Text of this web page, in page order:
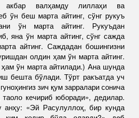
акбар валҳамду лиллаҳи ва
ўн беш марта айтинг, сўнг рукуъ
ўн марта айтинг. Рукуъдан
яна ўн марта айтинг, сўнг сажда
айтинг. Саждадан бошингизни
олдин ҳам ўн марта айтинг.
ўн марта айтилади.) Ана шунда
бешта бўлади. Тўрт ракъатда уч
зич қум зарралари сонича
кечириб юборади», дедилар.
анҳу: «Эй Расулуллоҳ, бир кунда